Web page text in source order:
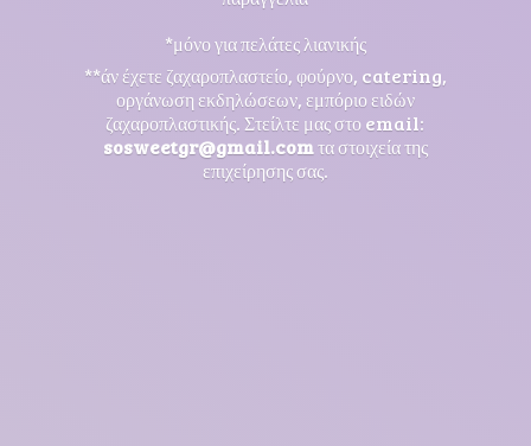
*μόνο για πελάτες λιανικής
**άν έχετε ζαχαροπλαστείο, φούρνο, catering,
οργάνωση εκδηλώσεων, εμπόριο ειδών
ζαχαροπλαστικής. Στείλτε μας στο email:
sosweetgr@gmail.comτα στοιχεία της
επιχείρησης σας.